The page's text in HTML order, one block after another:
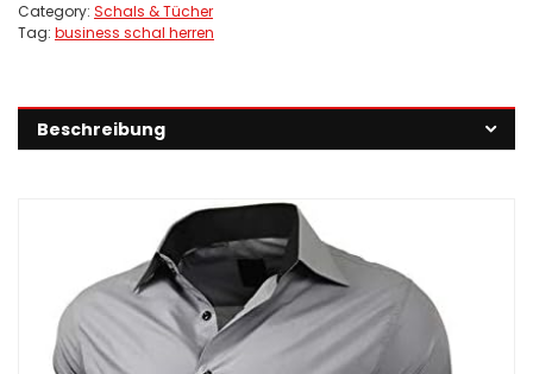
Category: Schals & Tücher
Tag: business schal herren
Beschreibung